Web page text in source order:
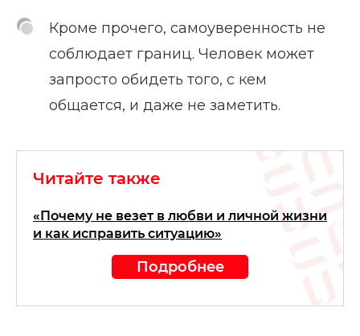
Кроме прочего, самоуверенность не
соблюдает границ. Человек может
запросто обидеть того, с кем
общается, и даже не заметить.
Читайте также
«Почему не везет в любви и личной жизни
и как исправить ситуацию»
Подробнее